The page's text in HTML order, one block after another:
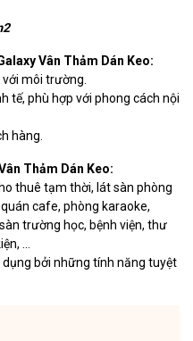
Vân Thảm Dán Keo:
môi trường.
tế, phù hợp với phong cách nội
hàng.
Thảm Dán Keo:
thuê tạm thời, lát sàn phòng
cafe, phòng karaoke,
trường học, bệnh viện, thư
…
bởi những tính năng tuyệt